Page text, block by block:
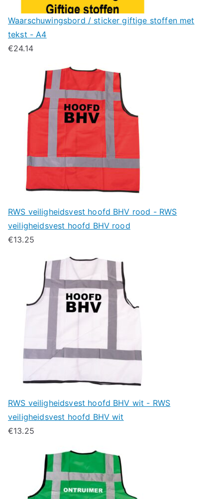
Waarschuwingsbord / sticker giftige stoffen met
tekst - A4
€24.14
RWS veiligheidsvest hoofd BHV rood - RWS
veiligheidsvest hoofd BHV rood
€13.25
RWS veiligheidsvest hoofd BHV wit - RWS
veiligheidsvest hoofd BHV wit
€13.25